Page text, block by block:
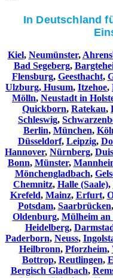
In Deutschland
Kiel, Neumünster,
Bad Segeberg,
Flensburg, Geesthacht,
Ulzburg, Husum, Itzehoe,
Mölln, Neustadt in
Quickborn, Ratekau,
Schleswig,
Berlin, München,
Düsseldorf, Leipzig,
Hannover, Nürnberg,
Bonn, Münster,
Mönchengladbach,
Chemnitz⁠, Halle (Saale),
Krefeld, Mainz, Erfurt,
Potsdam, Saarbrücken,
Oldenburg, Mülheim
Heidelberg,
Paderborn, Neuss,
Heilbronn, Pforzheim,
Bottrop, Reutlingen,
Bergisch Gladbach,